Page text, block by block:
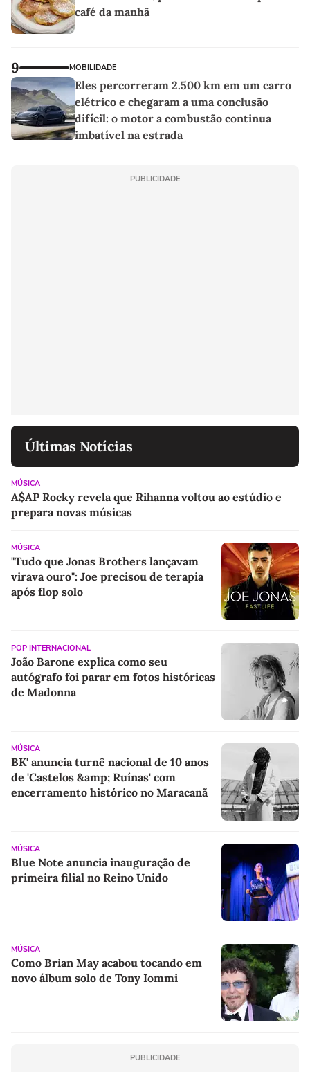
café da manhã
9 MOBILIDADE
Eles percorreram 2.500 km em um carro
elétrico e chegaram a uma conclusão
difícil: o motor a combustão continua
imbatível na estrada
PUBLICIDADE
Últimas Notícias
MÚSICA
A$AP Rocky revela que Rihanna voltou ao estúdio e
prepara novas músicas
MÚSICA
"Tudo que Jonas Brothers lançavam
virava ouro": Joe precisou de terapia
após flop solo
POP INTERNACIONAL
João Barone explica como seu
autógrafo foi parar em fotos históricas
de Madonna
MÚSICA
BK' anuncia turnê nacional de 10 anos
de 'Castelos &amp; Ruínas' com
encerramento histórico no Maracanã
MÚSICA
Blue Note anuncia inauguração de
primeira filial no Reino Unido
MÚSICA
Como Brian May acabou tocando em
novo álbum solo de Tony Iommi
PUBLICIDADE